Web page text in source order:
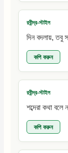
রবীন্দ্র-স্টাইল
দিন বদলায়, তবু
কপি করুন
রবীন্দ্র-স্টাইল
শব্দেরা কথা
কপি করুন